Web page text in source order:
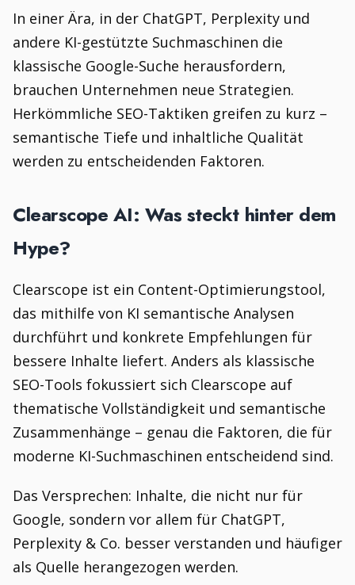
In einer Ära, in der ChatGPT, Perplexity und
andere KI-gestützte Suchmaschinen die
klassische Google-Suche herausfordern,
brauchen Unternehmen neue Strategien.
Herkömmliche SEO-Taktiken greifen zu kurz –
semantische Tiefe und inhaltliche Qualität
werden zu entscheidenden Faktoren.
Clearscope AI: Was steckt hinter dem
Hype?
Clearscope ist ein Content-Optimierungstool,
das mithilfe von KI semantische Analysen
durchführt und konkrete Empfehlungen für
bessere Inhalte liefert. Anders als klassische
SEO-Tools fokussiert sich Clearscope auf
thematische Vollständigkeit und semantische
Zusammenhänge – genau die Faktoren, die für
moderne KI-Suchmaschinen entscheidend sind.
Das Versprechen: Inhalte, die nicht nur für
Google, sondern vor allem für ChatGPT,
Perplexity & Co. besser verstanden und häufiger
als Quelle herangezogen werden.